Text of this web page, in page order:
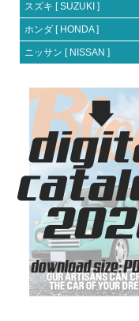
スズキ [ SUZUKI ]
ホンダ [ HONDA ]
ニッサン [ NISSAN ]